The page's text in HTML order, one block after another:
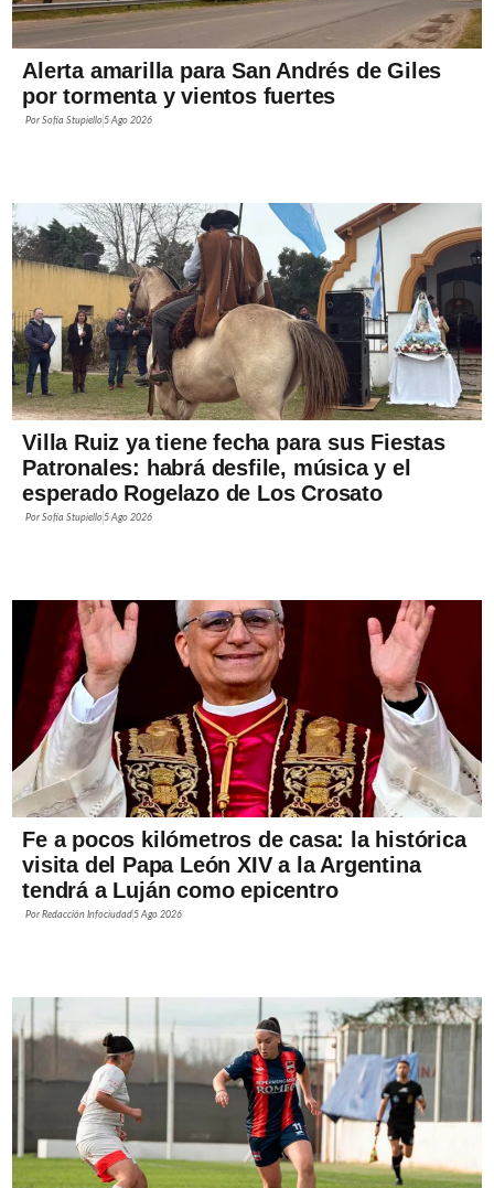
Alerta amarilla para San Andrés de Giles
por tormenta y vientos fuertes
PorSofía Stupiello5 Ago 2026
Villa Ruiz ya tiene fecha para sus Fiestas
Patronales: habrá desfile, música y el
esperado Rogelazo de Los Crosato
PorSofía Stupiello5 Ago 2026
Fe a pocos kilómetros de casa: la histórica
visita del Papa León XIV a la Argentina
tendrá a Luján como epicentro
PorRedacción Infociudad5 Ago 2026